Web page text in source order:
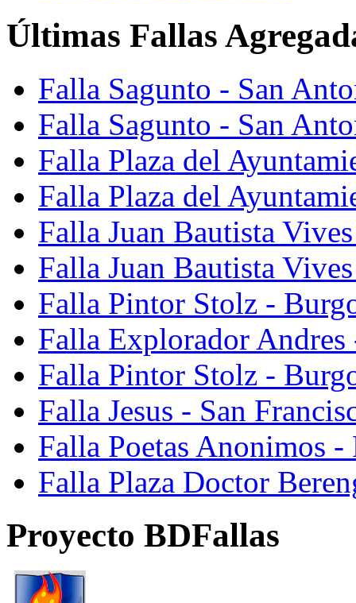
Últimas Fallas
Falla Sagunto - San
Falla Sagunto - San
Falla Plaza del
Falla Plaza del
Falla Juan Bautista
Falla Juan Bautista
Falla Pintor Stolz -
Falla Explorador Andres
Falla Pintor Stolz -
Falla Jesus - San
Falla Poetas Anonimos
Falla Plaza Doctor
Proyecto BDFallas